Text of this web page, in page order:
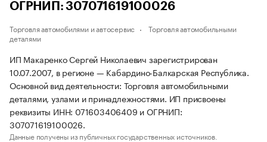
ОГРНИП: 307071619100026
Торговля автомобилями и автосервис
Торговля автомобильными
деталями
ИП Макаренко Сергей Николаевич зарегистрирован
10.07.2007, в регионе — Кабардино-Балкарская Республика.
Основной вид деятельности: Торговля автомобильными
деталями, узлами и принадлежностями. ИП присвоены
реквизиты ИНН: 071603406409 и ОГРНИП:
307071619100026.
Данные получены из публичных государственных источников.